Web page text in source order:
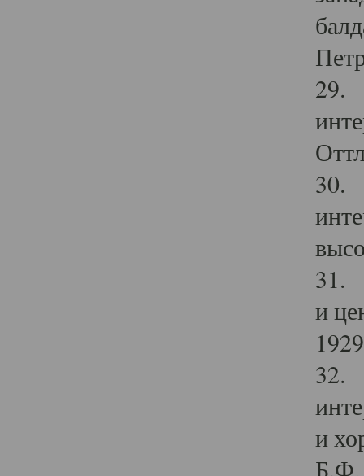
29.
30.
31.
и
32.
и
Б.Ф.